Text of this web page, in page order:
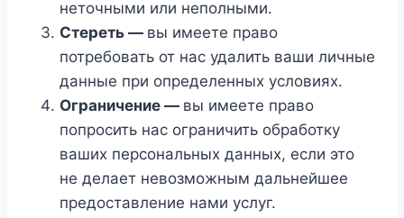
неточными или неполными.
Стереть — вы имеете право
потребовать от нас удалить ваши личные
данные при определенных условиях.
Ограничение — вы имеете право
попросить нас ограничить обработку
ваших персональных данных, если это
не делает невозможным дальнейшее
предоставление нами услуг.